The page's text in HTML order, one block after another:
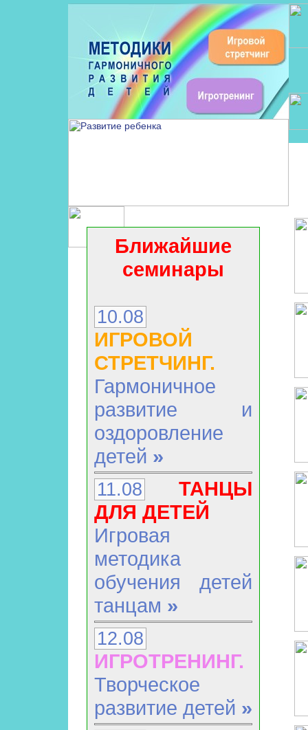
Ближайшие
семинары
10.08
ИГРОВОЙ
СТРЕТЧИНГ.
Гармоничное
развитие и
оздоровление
детей »
11.08
ТАНЦЫ
ДЛЯ ДЕТЕЙ
Игровая
методика
обучения детей
танцам »
12.08
ИГРОТРЕНИНГ.
Творческое
развитие детей »